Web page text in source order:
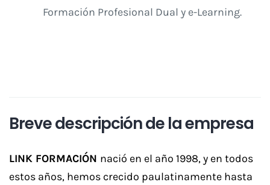
Formación Profesional Dual y e-Learning.
Breve descripción de la empresa
LINK FORMACIÓN nació en el año 1998, y en todos
estos años, hemos crecido paulatinamente hasta